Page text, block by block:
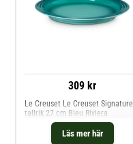
309 kr
Läs mer här
Le Creuset Le Creuset Signature
tallrik 27 cm Bleu Riviera